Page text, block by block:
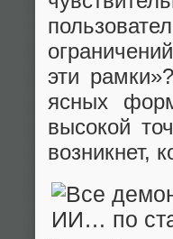
эти
ясных
высокой
возникнет,